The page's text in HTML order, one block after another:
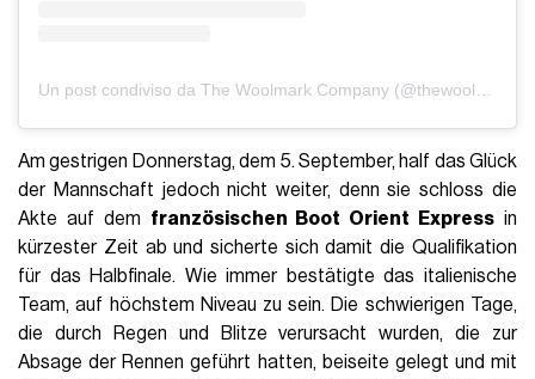
Am gestrigen Donnerstag, dem 5. September, half das Glück
der Mannschaft jedoch nicht weiter, denn sie schloss die
Akte auf dem französischen Boot Orient Express in
kürzester Zeit ab und sicherte sich damit die Qualifikation
für das Halbfinale. Wie immer bestätigte das italienische
Team, auf höchstem Niveau zu sein. Die schwierigen Tage,
die durch Regen und Blitze verursacht wurden, die zur
Absage der Rennen geführt hatten, beiseite gelegt und mit